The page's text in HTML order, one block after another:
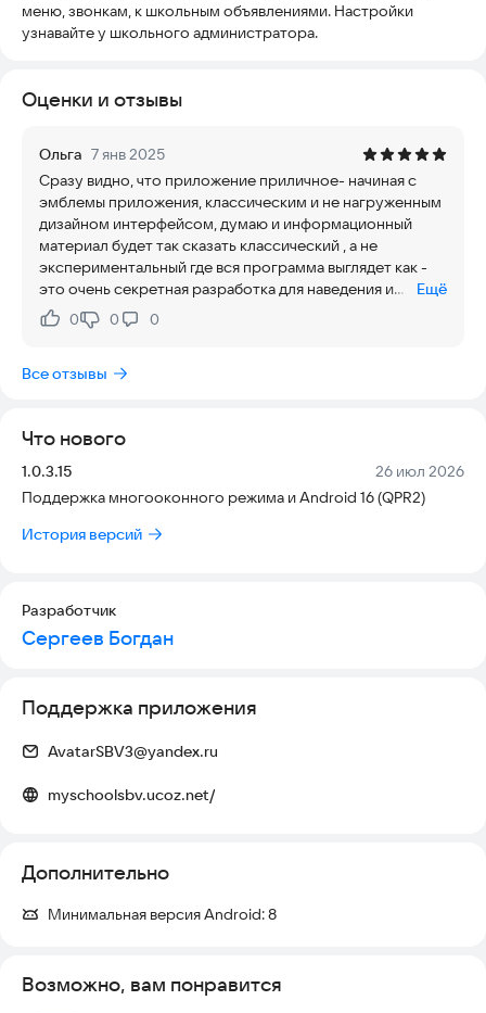
меню, звонкам, к школьным объявлениями. Настройки
узнавайте у школьного администратора.
Оценки и отзывы
Ольга 7 янв 2025
Сразу видно, что приложение приличное- начиная с
эмблемы приложения, классическим и не нагруженным
дизайном интерфейсом, думаю и информационный
материал будет так сказать классический , а не
экспериментальный где вся программа выглядет как -
это очень секретная разработка для наведения и
укоренения в вашей голове хаоса, а не организованой
системы хранения информации со специальными
Ещё
Нравится:
0Не нравится:
0 0
Все отзывы
Что нового
Версия:
1.0.3.15 Дата:
26 июл 2026
Поддержка многооконного режима и Android 16 (QPR2)
История версий
Разработчик
Сергеев Богдан
Поддержка приложения
AvatarSBV3@yandex.ru
myschoolsbv.ucoz.net/
Дополнительно
Минимальная версия Android:8
Возможно, вам понравится